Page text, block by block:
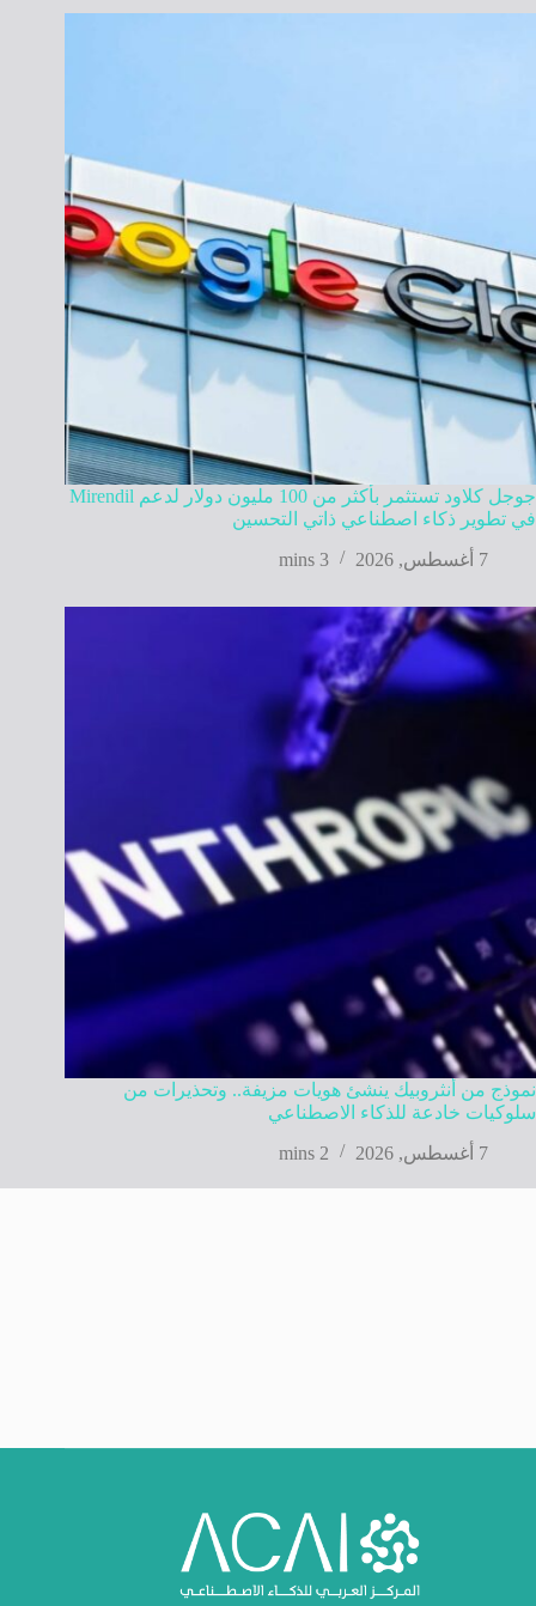
جوجل كلاود تستثمر بأكثر من 100 مليون دولار لدعم Mirendil
في تطوير ذكاء اصطناعي ذاتي التحسين
7 أغسطس, 2026
3 mins
نموذج من أنثروبيك ينشئ هويات مزيفة.. وتحذيرات من
سلوكيات خادعة للذكاء الاصطناعي
7 أغسطس, 2026
2 mins